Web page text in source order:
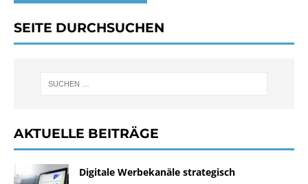
SEITE DURCHSUCHEN
AKTUELLE BEITRÄGE
Digitale Werbekanäle strategisch